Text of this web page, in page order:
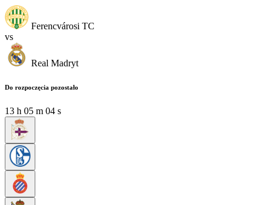
Ferencvárosi TC
vs
Real Madryt
Do rozpoczęcia pozostało
13 h 05 m 03 s